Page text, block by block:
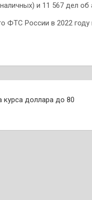
и 11 567 дел
ФТС России в 2022 году
курса доллара до 80